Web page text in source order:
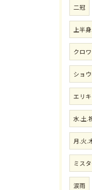
二冠
上半
クロ
ショ
エリ
水.土.
月.火.
ミス
涙雨